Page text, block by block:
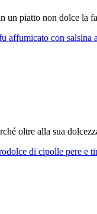
un piatto non dolce la
affumicato con salsina
oltre alla sua
di cipolle pere e